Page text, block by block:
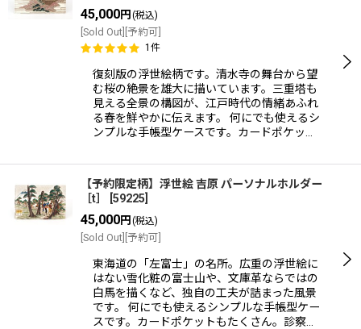
45,000円 (税込)
[Sold Out][予約可]
1 件
復刻版の浮世絵柄です。清水寺の舞台から望
む桜の絶景を雄大に描いています。三重塔も
見える全景の構図が、江戸時代の情緒あふれ
る春を鮮やかに伝えます。 何にでも使えるシ
ンプルな手帳型ケースです。カードポケッ…
【予約限定柄】浮世絵 吉原 パーソナルホルダー
［t］
59225
45,000円 (税込)
[Sold Out][予約可]
東海道の「左富士」の名所。広重の浮世絵に
はない雪化粧の富士山や、文庫革ならではの
白馬を描くなど、独自の工夫が詰まった風景
です。 何にでも使えるシンプルな手帳型ケー
スです。カードポケットもたくさん。診察…